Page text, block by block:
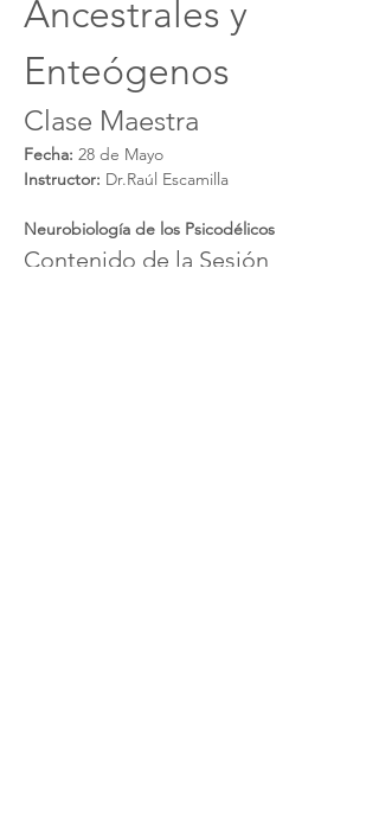
Ancestrales y
Enteógenos
Clase Maestra
Fecha: 28 de Mayo
Instructor: Dr.Raúl Escamilla
Neurobiología de los Psicodélicos
Contenido de la Sesión